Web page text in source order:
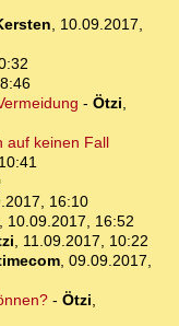
, 10.09.2017,
- Ötzi,
auf keinen Fall
16:10
10.09.2017, 16:52
, 11.09.2017, 10:22
, 09.09.2017,
- Ötzi,